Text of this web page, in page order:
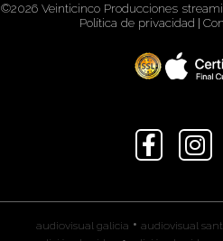
©2026 Veinticinco Producciones
Política de privacidad |
audiovisual galicia • audiovisual